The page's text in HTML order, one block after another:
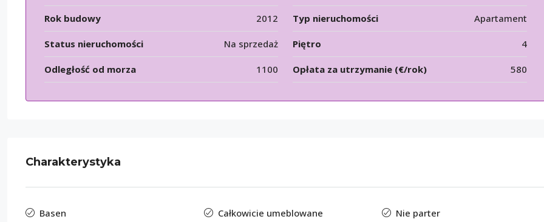
Rok budowy 2012 Typ nieruchomości Apartament
Status nieruchomości Na sprzedaż Piętro 4
Odległość od morza 1100 Opłata za utrzymanie (€/rok) 580
Charakterystyka
Basen Całkowicie umeblowane Nie parter